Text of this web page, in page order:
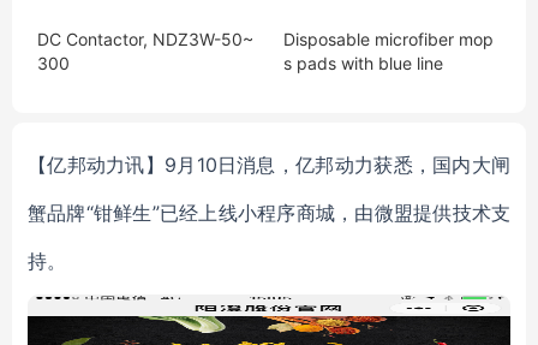
DC Contactor, NDZ3W-50~
300
Disposable microfiber mop
s pads with blue line
【亿邦动力讯】9月10日消息，亿邦动力获悉，国内大闸
蟹品牌“钳鲜生”已经上线小程序商城，由微盟提供技术支
持。